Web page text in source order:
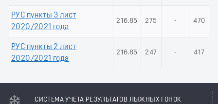
РУС пункты 3 лист
2020/2021 года
216.85 275 - 470
РУС пункты 2 лист
2020/2021 года
216.85 247 - 417
СИСТЕМА УЧЕТА РЕЗУЛЬТАТОВ ЛЫЖНЫХ ГОНОК